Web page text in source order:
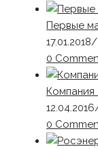
Первые
17.01.2018/
0
12.04.2016
0